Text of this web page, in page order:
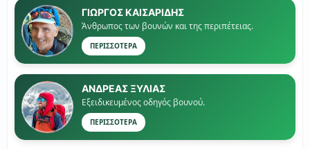
ΓΙΏΡΓΟΣ ΚΑΙΣΑΡΙΔΗΣ
Άνθρωπος των βουνών και της περιπέτειας.
ΠΕΡΙΣΣΟΤΕΡΑ
ΑΝΔΡΕΑΣ ΞΥΛΙΑΣ
Εξειδικευμένος οδηγός βουνού.
ΠΕΡΙΣΣΟΤΕΡΑ